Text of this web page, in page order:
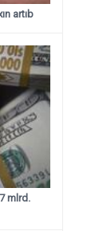
artıb
mlrd.